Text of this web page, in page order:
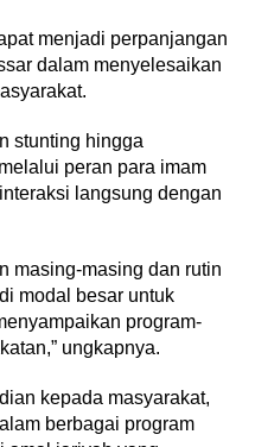
menjadi perpanjangan
dalam menyelesaikan
stunting hingga
peran para imam
langsung dengan
masing-masing dan rutin
modal besar untuk
program-
ungkapnya.
kepada masyarakat,
berbagai program